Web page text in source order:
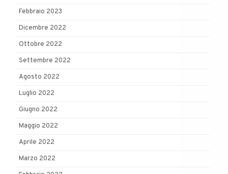
Febbraio 2023
Dicembre 2022
Ottobre 2022
Settembre 2022
Agosto 2022
Luglio 2022
Giugno 2022
Maggio 2022
Aprile 2022
Marzo 2022